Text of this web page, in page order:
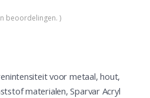
beoordelingen. )
voor metaal, hout,
materialen, Sparvar Acryl